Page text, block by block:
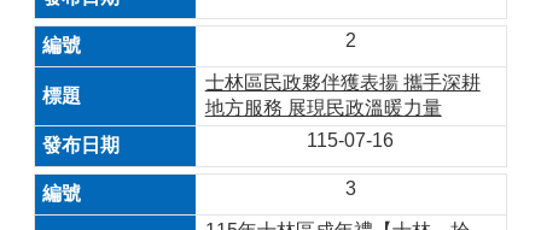
2
士林區民政夥伴獲表揚 攜手深耕
地方服務 展現民政溫暖力量
115-07-16
3